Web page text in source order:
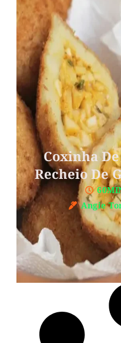
Coxinha
Recheio De
Angie